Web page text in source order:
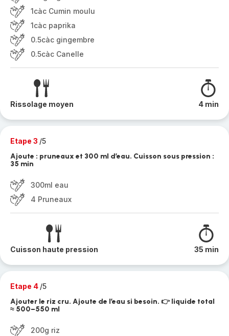
1càc Cumin moulu
1càc paprika
0.5càc gingembre
0.5càc Canelle
Rissolage moyen 4 min
Etape 3 /5
Ajoute : pruneaux et 300 ml d’eau. Cuisson sous pression :
35 min
300ml eau
4 Pruneaux
Cuisson haute pression 35 min
Etape 4 /5
Ajouter le riz cru. Ajoute de l’eau si besoin. 👉 liquide total
≈ 500–550 ml
200g riz